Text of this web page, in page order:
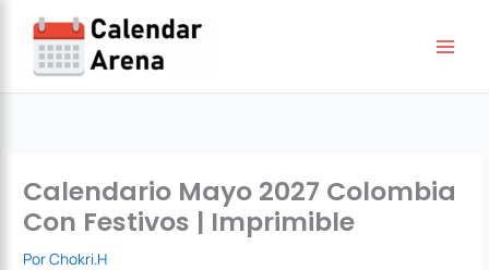
contenido
Calendario Mayo 2027 Colombia
Con Festivos | Imprimible
PorChokri.H